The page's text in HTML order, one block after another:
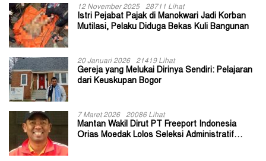
12 November 2025 28711 Lihat
Istri Pejabat Pajak di Manokwari Jadi Korban
Mutilasi, Pelaku Diduga Bekas Kuli Bangunan
20 Januari 2026 21419 Lihat
Gereja yang Melukai Dirinya Sendiri: Pelajaran
dari Keuskupan Bogor
7 Maret 2026 20086 Lihat
Mantan Wakil Dirut PT Freeport Indonesia
Orias Moedak Lolos Seleksi Administratif